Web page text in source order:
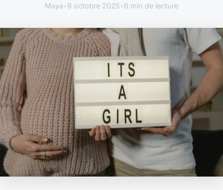
Maya•9 octobre 2025•6 min de lecture